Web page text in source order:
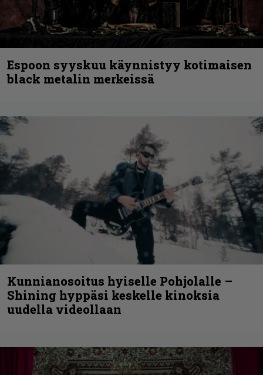
Espoon syyskuu käynnistyy kotimaisen
black metalin merkeissä
Kunnianosoitus hyiselle Pohjolalle –
Shining hyppäsi keskelle kinoksia
uudella videollaan